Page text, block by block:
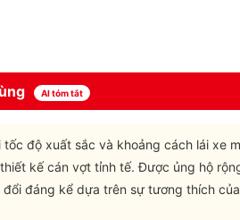
AI tóm tắt
độ xuất sắc và khoảng cách lái xe
kế cán vợt tỉnh tế. Được ủng hộ
đáng kể dựa trên sự tương thích